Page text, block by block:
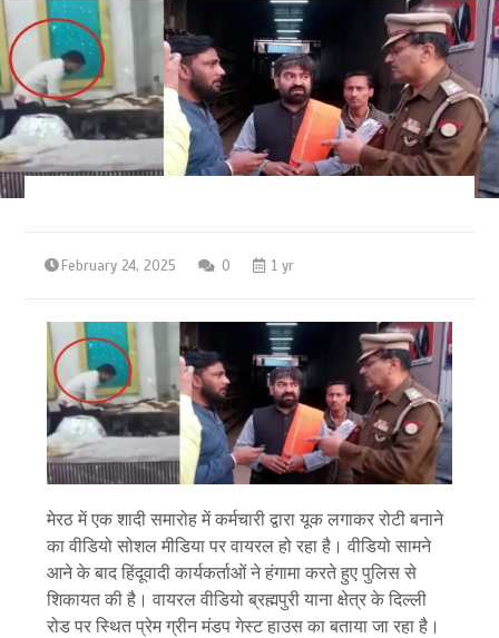
February 24, 2025 0 1 yr
मेरठ में एक शादी समारोह में कर्मचारी द्वारा यूक लगाकर रोटी बनाने
का वीडियो सोशल मीडिया पर वायरल हो रहा है। वीडियो सामने
आने के बाद हिंदूवादी कार्यकर्ताओं ने हंगामा करते हुए पुलिस से
शिकायत की है। वायरल वीडियो ब्रह्मपुरी याना क्षेत्र के दिल्ली
रोड पर स्थित प्रेम ग्रीन मंडप गेस्ट हाउस का बताया जा रहा है।